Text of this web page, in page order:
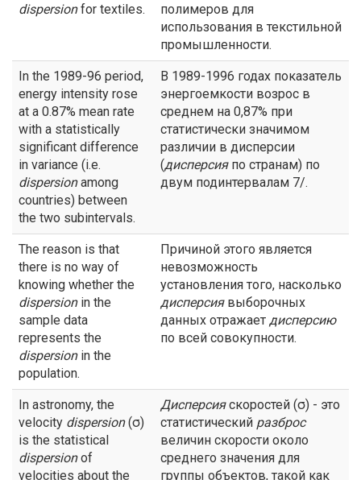
dispersionfor textiles.
полимеров для
использования в текстильной
промышленности.
In the 1989-96 period,
energy intensity rose
at a 0.87% mean rate
with a statistically
significant difference
in variance (i.e.
dispersionamong
countries) between
the two subintervals.
В 1989-1996 годах показатель
энергоемкости возрос в
среднем на 0,87% при
статистически значимом
различии в дисперсии
(дисперсияпо странам) по
двум подинтервалам 7/.
The reason is that
there is no way of
knowing whether the
dispersionin the
sample data
represents the
dispersionin the
population.
Причиной этого является
невозможность
установления того, насколько
дисперсиявыборочных
данных отражает дисперсию
по всей совокупности.
In astronomy, the
velocity dispersion(σ)
is the statistical
dispersionof
velocities about the
Дисперсияскоростей (σ) - это
статистический разброс
величин скорости около
среднего значения для
группы объектов, такой как